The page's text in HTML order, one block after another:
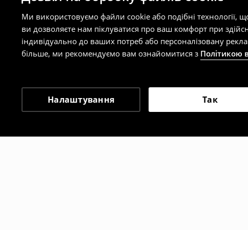
Ми використовуємо файли cookie або подібні
ви дозволяєте нам піклуватися про ваш комфорт при
індивідуально до ваших потреб або персоналізовану
більше, ми рекомендуємо вам ознайомитися з Політикою
Налаштування Так